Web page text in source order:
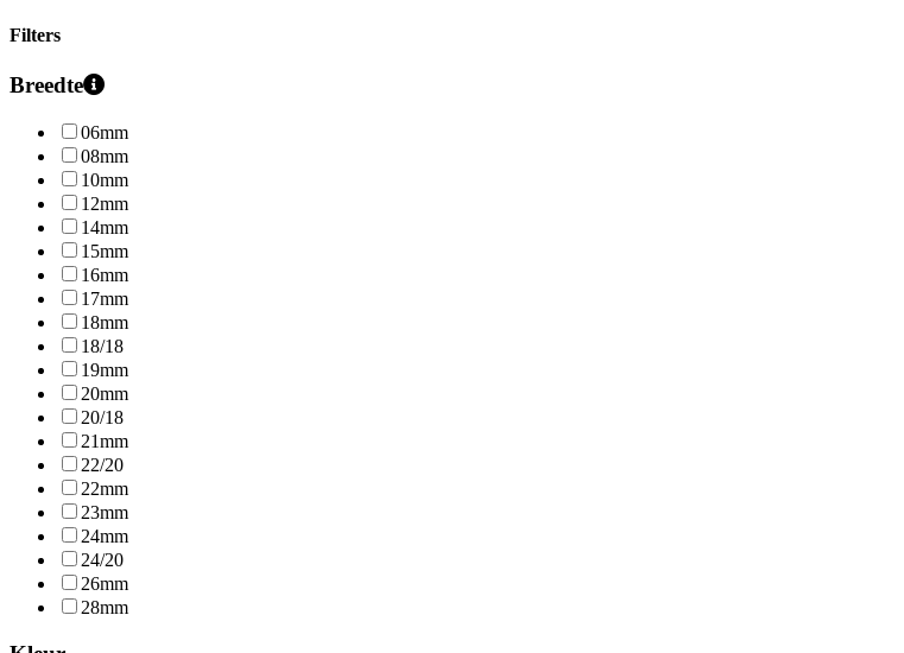
Filters
Breedte
06mm
08mm
10mm
12mm
14mm
15mm
16mm
17mm
18mm
18/18
19mm
20mm
20/18
21mm
22/20
22mm
23mm
24mm
24/20
26mm
28mm